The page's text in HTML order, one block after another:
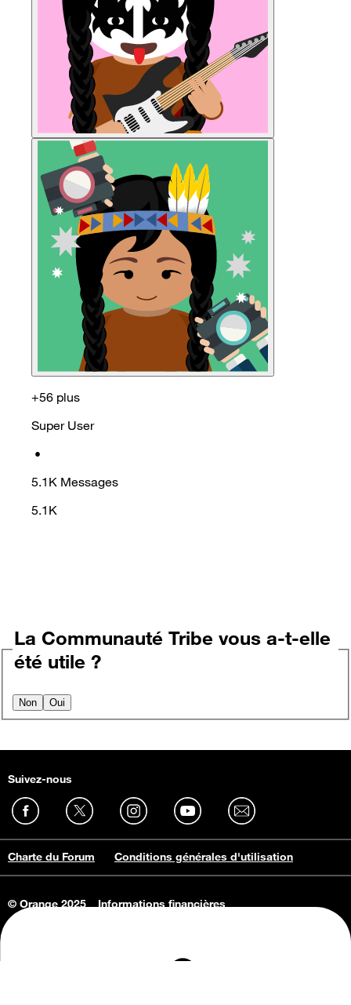
+56 plus
Super User
•
5.1K Messages
5.1K
La Communauté Tribe vous a-t-elle
été utile ?
Non Oui
Suivez-nous
Charte du Forum Conditions générales d'utilisation
© Orange 2025
Informations financières